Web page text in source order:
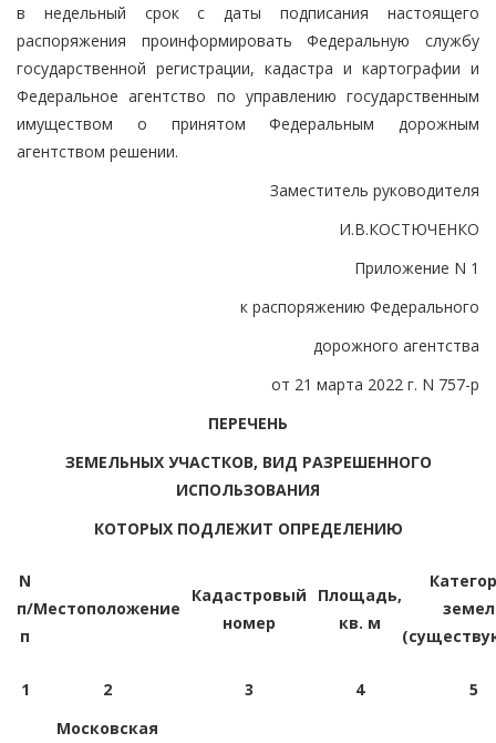
в недельный срок с даты подписания настоящего
распоряжения проинформировать Федеральную службу
государственной регистрации, кадастра и картографии и
Федеральное агентство по управлению государственным
имуществом о принятом Федеральным дорожным
агентством решении.
Заместитель руководителя
И.В.КОСТЮЧЕНКО
Приложение N 1
к распоряжению Федерального
дорожного агентства
от 21 марта 2022 г. N 757-р
ПЕРЕЧЕНЬ
ЗЕМЕЛЬНЫХ УЧАСТКОВ, ВИД РАЗРЕШЕННОГО
ИСПОЛЬЗОВАНИЯ
КОТОРЫХ ПОДЛЕЖИТ ОПРЕДЕЛЕНИЮ
N
п/
п
Местоположение
Кадастровый
номер
Площадь,
кв. м
1 2 3 4 5
Московская